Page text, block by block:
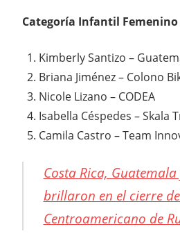
Categoría Infantil Femenino
Kimberly Santizo –
Briana Jiménez – Colono
Nicole Lizano – CODEA
Isabella Céspedes – Skala
Camila Castro – Team
Costa Rica,
brillaron en el cierre
Centroamericano de